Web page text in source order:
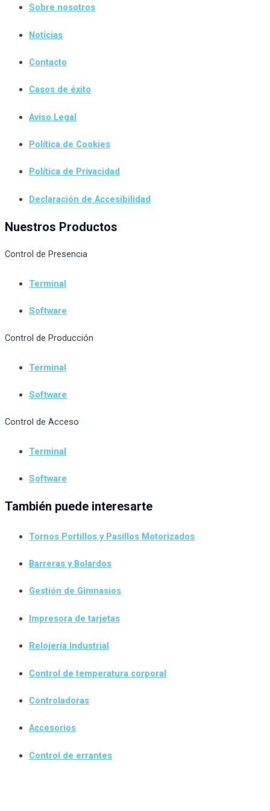
Sobre nosotros
Noticias
Contacto
Casos de éxito
Aviso Legal
Política de Cookies
Política de Privacidad
Declaración de Accesibilidad
Nuestros Productos
Control de Presencia
Terminal
Software
Control de Producción
Terminal
Software
Control de Acceso
Terminal
Software
También puede interesarte
Tornos Portillos y Pasillos Motorizados
Barreras y Bolardos
Gestión de Gimnasios
Impresora de tarjetas
Relojería Industrial
Control de temperatura corporal
Controladoras
Accesorios
Control de errantes